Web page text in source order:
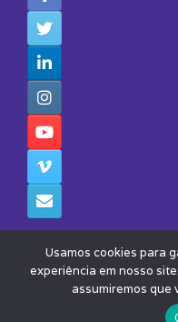
© 2026 - Todos os Direitos
Usamos cookies para
experiência em nosso
assumiremos que